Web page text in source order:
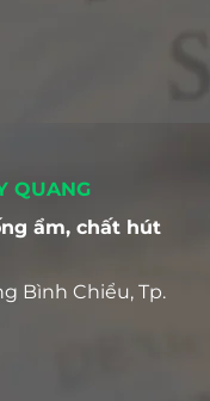
QUANG
ẩm, chất hút
Bình Chiểu, Tp.